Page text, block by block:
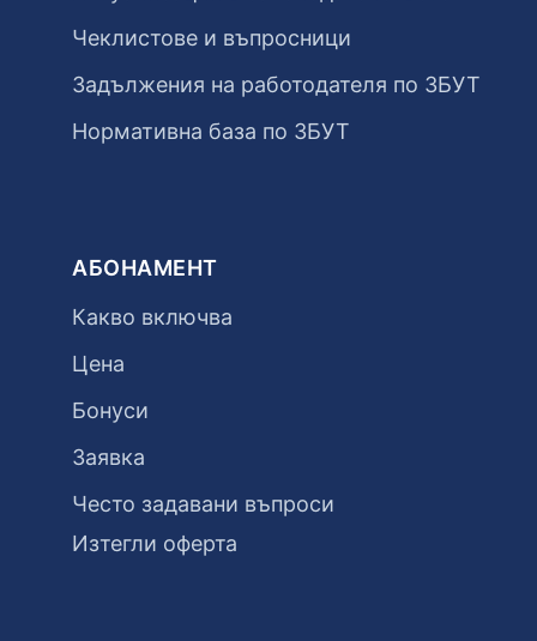
Чеклистове и въпросници
Задължения на работодателя по ЗБУТ
Нормативна база по ЗБУТ
АБОНАМЕНТ
Какво включва
Цена
Бонуси
Заявка
Често задавани въпроси
Изтегли оферта